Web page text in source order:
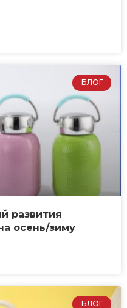
БЛОГ
развития
осень/зиму
БЛОГ